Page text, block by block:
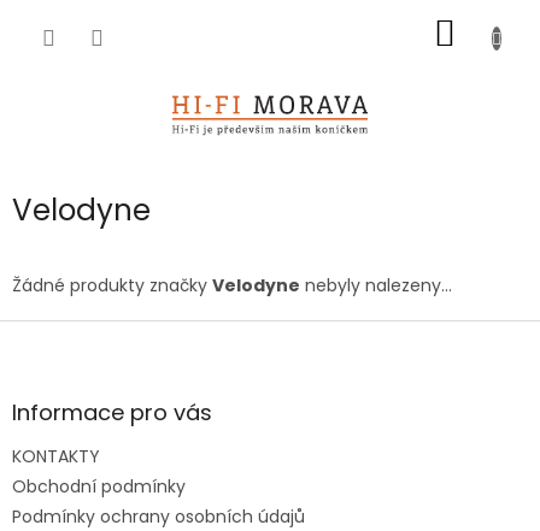
KOŠÍK
Velodyne
Žádné produkty značky Velodyne nebyly nalezeny...
Z
aInformace pro vás
KONTAKTY
Obchodní podmínky
Podmínky ochrany osobních údajů